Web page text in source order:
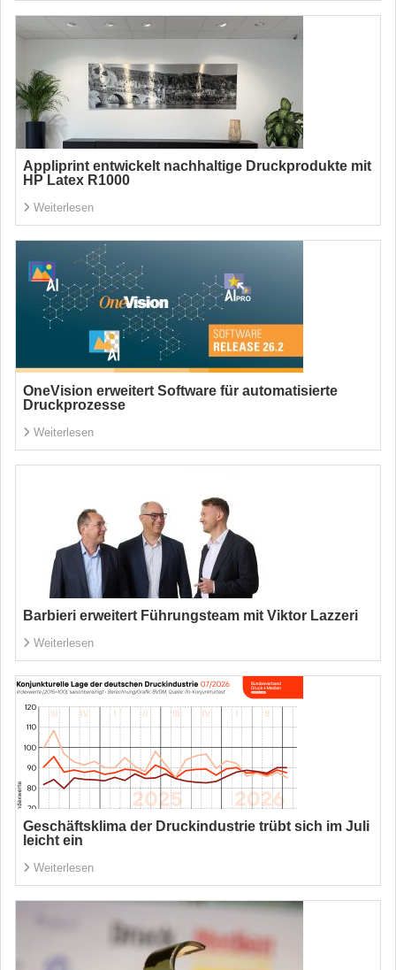
Appliprint entwickelt nachhaltige Druckprodukte mit
HP Latex R1000
Weiterlesen
OneVision erweitert Software für automatisierte
Druckprozesse
Weiterlesen
Barbieri erweitert Führungsteam mit Viktor Lazzeri
Weiterlesen
Geschäftsklima der Druckindustrie trübt sich im Juli
leicht ein
Weiterlesen